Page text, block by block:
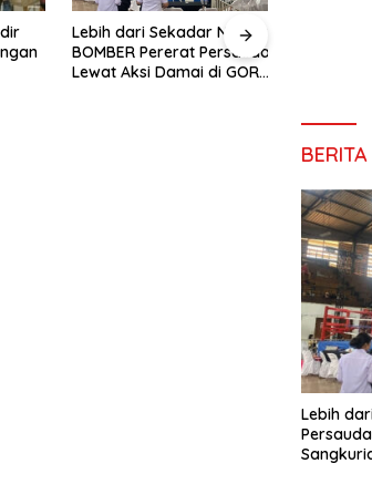
Lebih dari Sekadar Nobar:
BOMBER Pererat Persaudaraan
Lewat Aksi Damai di GOR
Lebih